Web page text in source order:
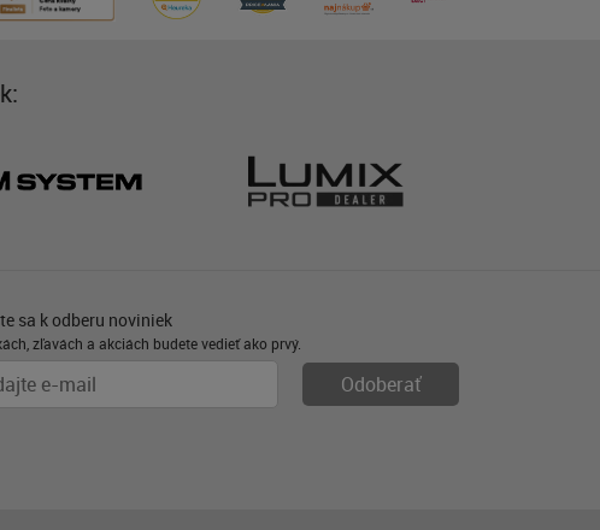
sa k odberu noviniek
zľavách a akciách budete vedieť ako prvý.